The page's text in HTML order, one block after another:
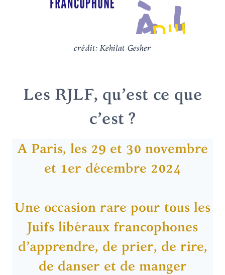
crédit: Kehilat Gesher
Les RJLF, qu’est ce que
c’est ?
A Paris, les 29 et 30 novembre
et 1er décembre 2024
Une occasion rare pour tous les
Juifs libéraux francophones
d’apprendre, de prier, de rire,
de danser et de manger